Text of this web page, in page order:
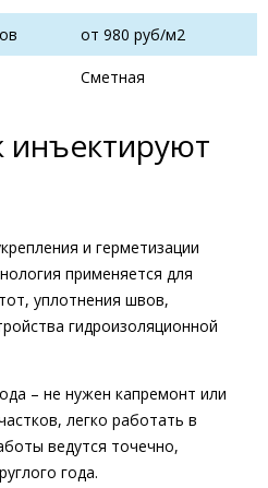
от 980 руб/м2
Сметная
инъектируют
и герметизации
применяется для
уплотнения швов,
гидроизоляционной
– не нужен капремонт или
легко работать в
ведутся точечно,
года.